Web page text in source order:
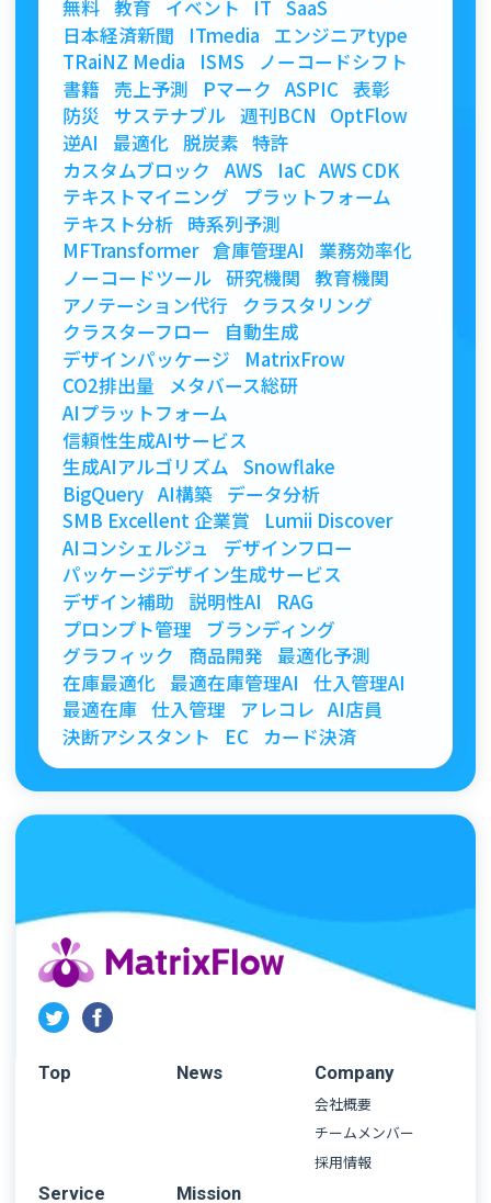
無料 教育 イベント IT SaaS
日本経済新聞
ITmedia
エンジニアtype
TRaiNZ Media
ISMS
ノーコードシフト
書籍
売上予測 Pマーク ASPIC 表彰
防災 サステナブル 週刊BCN
OptFlow
逆AI
最適化 脱炭素 特許
カスタムブロック
AWS IaC AWS CDK
テキストマイニング
プラットフォーム
テキスト分析 時系列予測
MFTransformer 倉庫管理AI
業務効率化
ノーコードツール 研究機関 教育機関
アノテーション代行
クラスタリング
クラスターフロー
自動生成
デザインパッケージ
MatrixFrow
CO2排出量
メタバース総研
AIプラットフォーム
信頼性生成AIサービス
生成AIアルゴリズム Snowflake
BigQuery AI構築
データ分析
SMB Excellent 企業賞
Lumii Discover
AIコンシェルジュ
デザインフロー
パッケージデザイン生成サービス
デザイン補助 説明性AI
RAG
プロンプト管理
ブランディング
グラフィック
商品開発
最適化予測
在庫最適化 最適在庫管理AI
仕入管理AI
最適在庫 仕入管理 アレコレ AI店員
決断アシスタント
EC カード決済
Top News
Company
会社概要
チームメンバー
採用情報
Service
Mission